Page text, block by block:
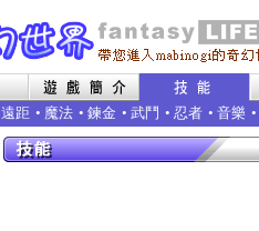
遠距 • 魔法 • 鍊金 • 武鬥 • 忍者 • 音樂 •